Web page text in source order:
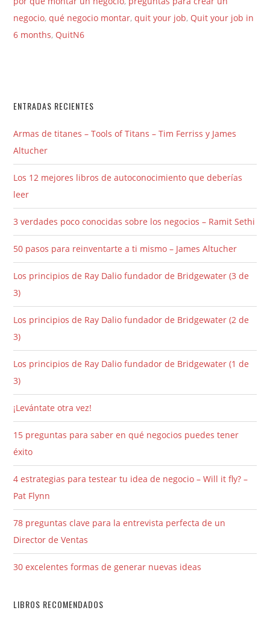
negocio,qué negocio montar,quit your job, Quit your job in
6 months, QuitN6
ENTRADAS RECIENTES
Armas de titanes – Tools of Titans – Tim Ferriss y James
Altucher
Los 12 mejores libros de autoconocimiento que deberías
leer
3 verdades poco conocidas sobre los negocios – Ramit Sethi
50 pasos para reinventarte a ti mismo – James Altucher
Los principios de Ray Dalio fundador de Bridgewater (3 de
3)
Los principios de Ray Dalio fundador de Bridgewater (2 de
3)
Los principios de Ray Dalio fundador de Bridgewater (1 de
3)
¡Levántate otra vez!
15 preguntas para saber en qué negocios puedes tener
éxito
4 estrategias para testear tu idea de negocio – Will it fly? –
Pat Flynn
78 preguntas clave para la entrevista perfecta de un
Director de Ventas
30 excelentes formas de generar nuevas ideas
LIBROS RECOMENDADOS